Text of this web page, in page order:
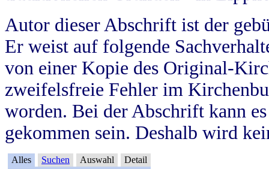
Autor dieser Abschrift ist der
Er weist auf folgende
von einer Kopie des Original-
zweifelsfreie Fehler im
worden. Bei der Abschrift kann
gekommen sein. Deshalb wird
Alles Suchen Auswahl Detail